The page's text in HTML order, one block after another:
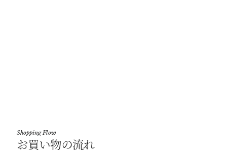
Shopping Flow
お買い物の流れ